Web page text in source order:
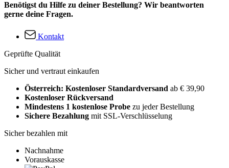
Benötigst du Hilfe zu deiner Bestellung? Wir beantworten
gerne deine Fragen.
Kontakt
Geprüfte Qualität
Sicher und vertraut einkaufen
Österreich: Kostenloser Standardversand ab € 39,90
Kostenloser Rückversand
Mindestens 1 kostenlose Probe zu jeder Bestellung
Sichere Bezahlung mit SSL-Verschlüsselung
Sicher bezahlen mit
Nachnahme
Vorauskasse